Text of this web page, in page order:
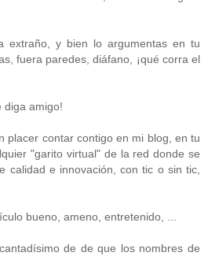
extraño, y bien lo argumentas en tu
fuera paredes, diáfano, ¡qué corra el
diga amigo!
placer contar contigo en mi blog, en tu
"garito virtual" de la red donde se
calidad e innovación, con tic o sin tic,
bueno, ameno, entretenido, ...
de de que los nombres de